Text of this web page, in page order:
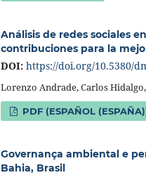
Análisis de redes sociales
contribuciones para la
DOI: https://doi.org/10.5380/
Lorenzo Andrade, Carlos
PDF (ESPAÑOL
Governança ambiental e
Bahia, Brasil